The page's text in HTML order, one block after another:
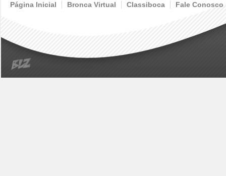
Página Inicial Bronca Virtual Classiboca Fale Conosco